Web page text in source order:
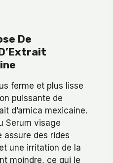
De
ferme et plus lisse
puissante de
d’arnica mexicaine.
Serum visage
assure des rides
une irritation de la
moindre, ce qui le